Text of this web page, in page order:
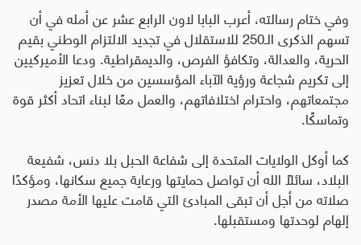
وفي ختام رسالته، أعرب البابا لاون الرابع عشر عن أمله في أن
تسهم الذكرى الـ250 للاستقلال في تجديد الالتزام الوطني بقيم
الحرية، والعدالة، وتكافؤ الفرص، والديمقراطية. ودعا الأميركيين
إلى تكريم شجاعة ورؤية الآباء المؤسسين من خلال تعزيز
مجتمعاتهم، واحترام اختلافاتهم، والعمل معًا لبناء اتحاد أكثر قوة
وتماسكًا.
كما أوكل الولايات المتحدة إلى شفاعة الحبل بلا دنس، شفيعة
البلاد، سائلًا الله أن تواصل حمايتها ورعاية جميع سكانها، ومؤكدًا
صلاته من أجل أن تبقى المبادئ التي قامت عليها الأمة مصدر
إلهام لوحدتها ومستقبلها.